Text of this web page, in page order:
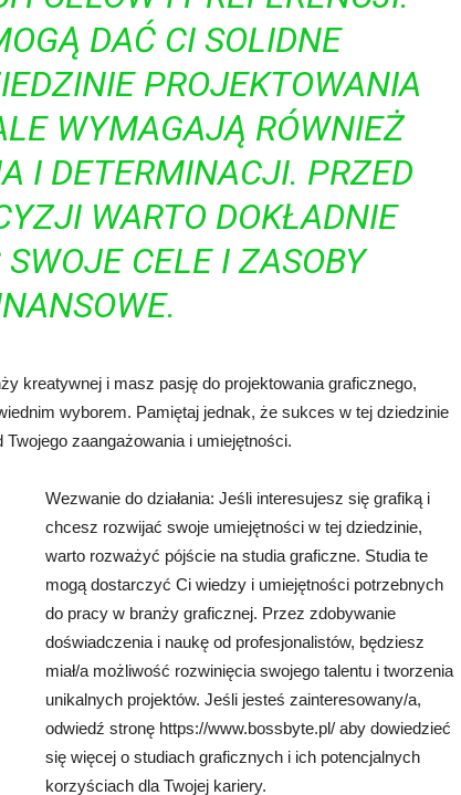
DAĆ CI SOLIDNE
PROJEKTOWANIA
WYMAGAJĄ RÓWNIEŻ
I DETERMINACJI. PRZED
WARTO DOKŁADNIE
CELE I ZASOBY
kreatywnej i masz pasję do projektowania graficznego,
wyborem. Pamiętaj jednak, że sukces w tej dziedzinie
zaangażowania i umiejętności.
Wezwanie do działania: Jeśli interesujesz się grafiką i
chcesz rozwijać swoje umiejętności w tej dziedzinie,
warto rozważyć pójście na studia graficzne. Studia te
mogą dostarczyć Ci wiedzy i umiejętności potrzebnych
do pracy w branży graficznej. Przez zdobywanie
doświadczenia i naukę od profesjonalistów, będziesz
miał/a możliwość rozwinięcia swojego talentu i tworzenia
unikalnych projektów. Jeśli jesteś zainteresowany/a,
odwiedź stronę https://www.bossbyte.pl/ aby dowiedzieć
się więcej o studiach graficznych i ich potencjalnych
korzyściach dla Twojej kariery.